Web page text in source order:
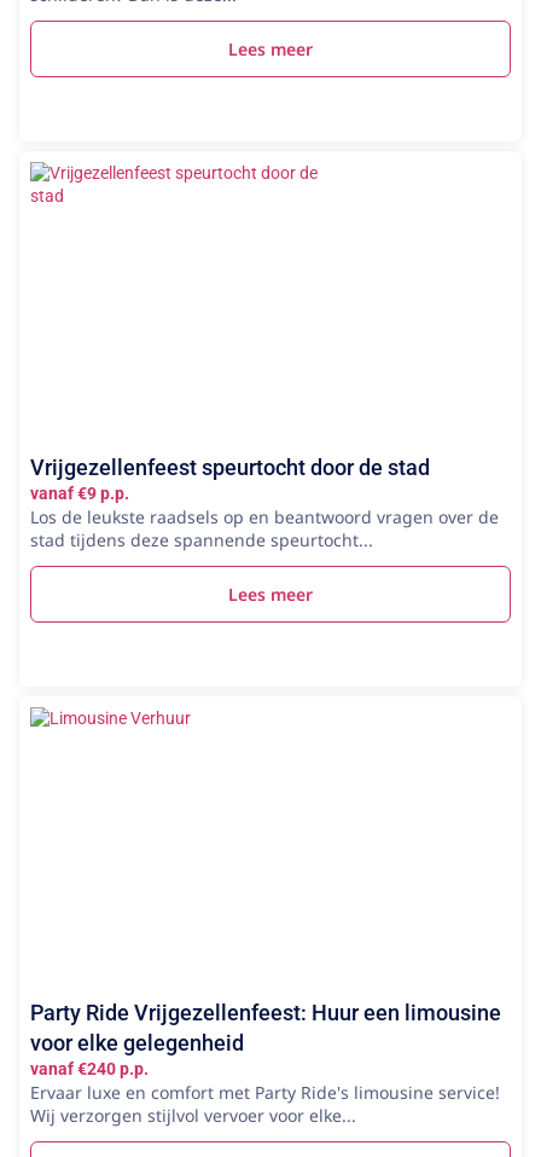
Lees meer
Vrijgezellenfeest speurtocht door de stad
vanaf €9 p.p.
Los de leukste raadsels op en beantwoord vragen over de
stad tijdens deze spannende speurtocht...
Lees meer
Party Ride Vrijgezellenfeest: Huur een limousine
voor elke gelegenheid
vanaf €240 p.p.
Ervaar luxe en comfort met Party Ride's limousine service!
Wij verzorgen stijlvol vervoer voor elke...